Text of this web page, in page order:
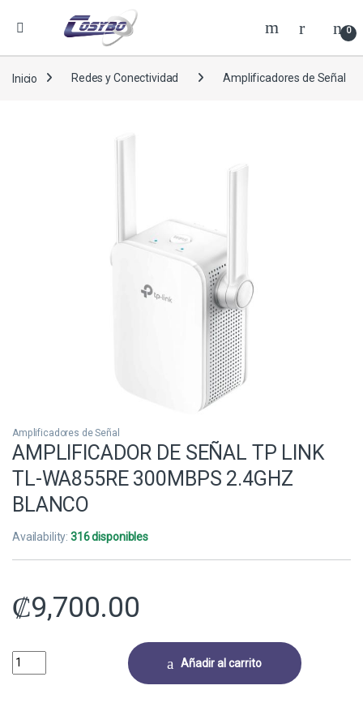
0
Inicio Redes y Conectividad Amplificadores de Señal
Amplificadores de Señal
AMPLIFICADOR DE SEÑAL TP LINK
TL-WA855RE 300MBPS 2.4GHZ
BLANCO
Availability:316 disponibles
₡9,700.00
AMPLIFICADOR DE SEÑAL TP LINK TL-WA855RE 300MBPS 2.4GHZ
Añadir al carrito